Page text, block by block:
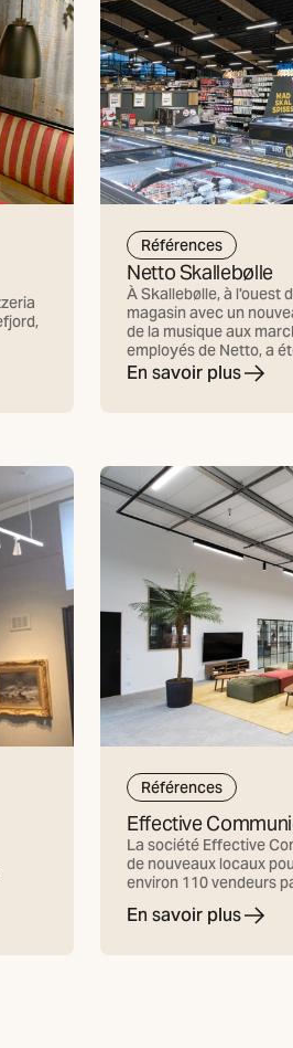
Références
Netto Skallebølle
À Skallebølle, à l'ouest
magasin avec un
de la musique aux
employés de Netto, a
En savoir plus
Références
Effective
La société Effective
de nouveaux locaux
environ 110 vendeurs
En savoir plus